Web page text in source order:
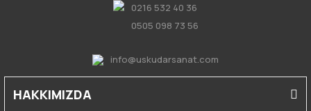
0216 532 40 36
0505 098 73 56
info@uskudarsanat.com
HAKKIMIZDA